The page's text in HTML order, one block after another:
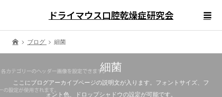
ドライマウス口腔乾燥症研究会
ブログ 細菌
細菌
ここにブログアーカイブページの説明文が入ります。フォントサイズ、フ
ォント色、ドロップシャドウの設定が可能です。